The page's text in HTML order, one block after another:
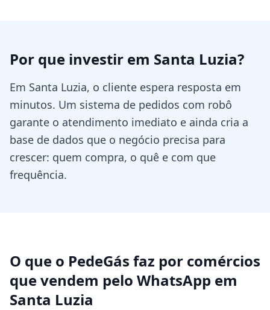
Por que investir em Santa Luzia?
Em Santa Luzia, o cliente espera resposta em
minutos. Um sistema de pedidos com robô
garante o atendimento imediato e ainda cria a
base de dados que o negócio precisa para
crescer: quem compra, o quê e com que
frequência.
O que o PedeGás faz por comércios
que vendem pelo WhatsApp em
Santa Luzia